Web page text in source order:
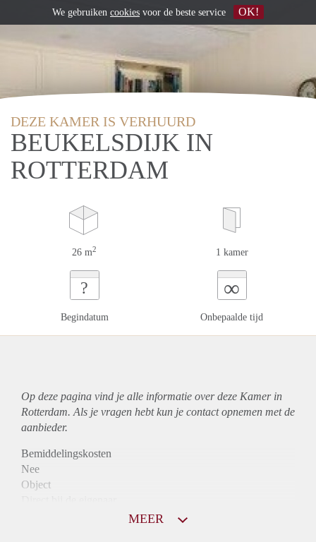
DEZE KAMER IS VERHUURD
BEUKELSDIJK IN
ROTTERDAM
26 m2 1 kamer
?
Begindatum
∞
Onbepaalde tijd
Op deze pagina vind je alle informatie over deze Kamer in
Rotterdam. Als je vragen hebt kun je contact opnemen met de
aanbieder.
Bemiddelingskosten
Nee
Object
MEER
We gebruiken cookies voor de beste service OK!